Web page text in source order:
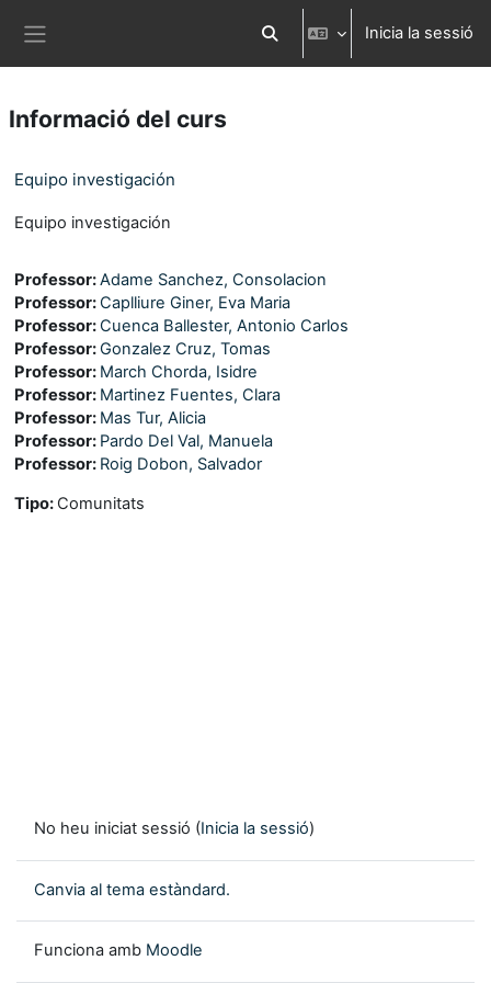
Commuta l'entrada de la cerca
Inicia la sessió
Informació del curs
Equipo investigación
Equipo investigación
Professor:Adame Sanchez, Consolacion
Professor:Caplliure Giner, Eva Maria
Professor:Cuenca Ballester, Antonio Carlos
Professor:Gonzalez Cruz, Tomas
Professor: March Chorda, Isidre
Professor: Martinez Fuentes, Clara
Professor: Mas Tur, Alicia
Professor: Pardo Del Val, Manuela
Professor: Roig Dobon, Salvador
Tipo: Comunitats
No heu iniciat sessió (Inicia la sessió)
Canvia al tema estàndard.
Funciona amb Moodle